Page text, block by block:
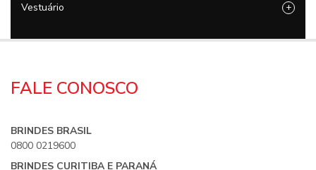
Vestuário +
FALE CONOSCO
BRINDES BRASIL
0800 0219600
BRINDES CURITIBA E PARANÁ